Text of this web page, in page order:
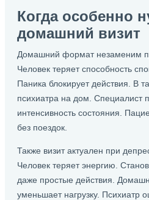
Когда особенно
домашний визит
Домашний формат незаменим
Человек теряет способность
Паника блокирует действия. В
психиатра на дом. Специалист
интенсивность состояния.
без поездок.
Также визит актуален при
Человек теряет энергию.
даже простые действия.
уменьшает нагрузку. Психиатр